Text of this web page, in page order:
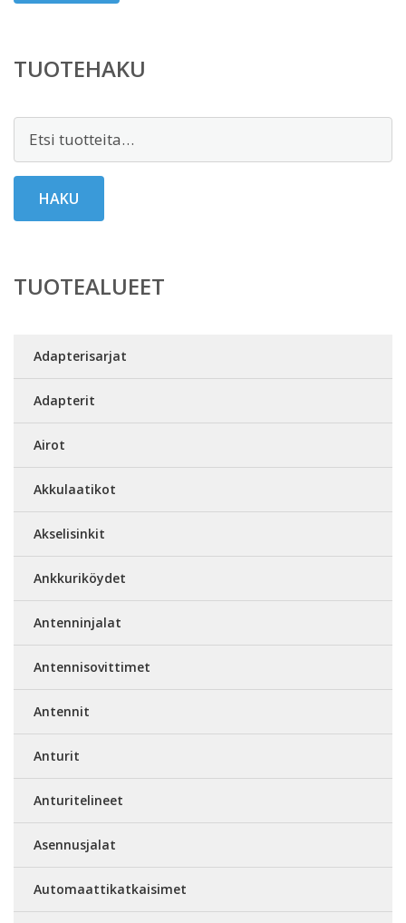
TUOTEHAKU
Etsi:
HAKU
TUOTEALUEET
Adapterisarjat
Adapterit
Airot
Akkulaatikot
Akselisinkit
Ankkuriköydet
Antenninjalat
Antennisovittimet
Antennit
Anturit
Anturitelineet
Asennusjalat
Automaattikatkaisimet